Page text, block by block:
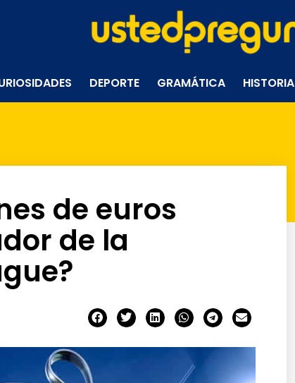
DEPORTE GRAMÁTICA HISTORIA
de euros
de la